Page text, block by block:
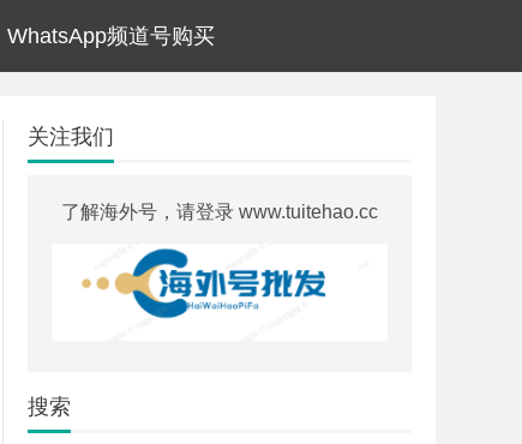
WhatsApp频道号购买
关注我们
了解海外号，请登录 www.tuitehao.cc
搜索